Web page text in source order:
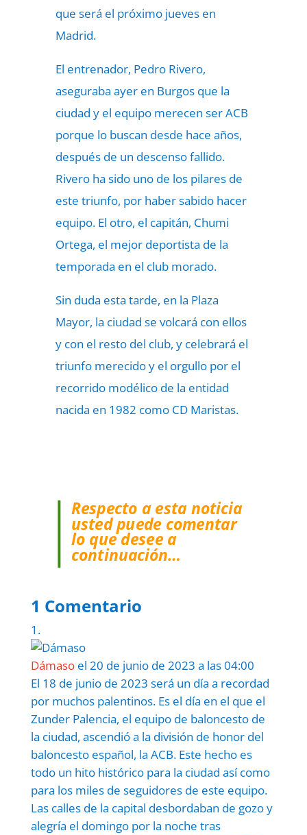
que será el próximo jueves en
Madrid.
El entrenador, Pedro Rivero,
aseguraba ayer en Burgos que la
ciudad y el equipo merecen ser ACB
porque lo buscan desde hace años,
después de un descenso fallido.
Rivero ha sido uno de los pilares de
este triunfo, por haber sabido hacer
equipo. El otro, el capitán, Chumi
Ortega, el mejor deportista de la
temporada en el club morado.
Sin duda esta tarde, en la Plaza
Mayor, la ciudad se volcará con ellos
y con el resto del club, y celebrará el
triunfo merecido y el orgullo por el
recorrido modélico de la entidad
nacida en 1982 como CD Maristas.
Respecto a esta noticia
usted puede comentar
lo que desee a
continuación…
1 Comentario
Dámaso el 20 de junio de 2023 a las 04:00
El 18 de junio de 2023 será un día a recordad
por muchos palentinos. Es el día en el que el
Zunder Palencia, el equipo de baloncesto de
la ciudad, ascendió a la división de honor del
baloncesto español, la ACB. Este hecho es
todo un hito histórico para la ciudad así como
para los miles de seguidores de este equipo.
Las calles de la capital desbordaban de gozo y
alegría el domingo por la noche tras